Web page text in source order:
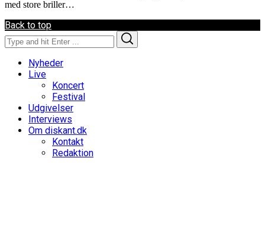
med store briller…
Back to top
Search
for:
Nyheder
Live
Koncert
Festival
Udgivelser
Interviews
Om diskant.dk
Kontakt
Redaktion